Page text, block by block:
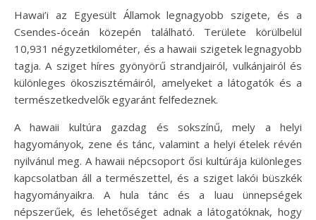
Hawai’i az Egyesült Államok legnagyobb szigete, és a
Csendes-óceán közepén található. Területe körülbelül
10,931 négyzetkilométer, és a hawaii szigetek legnagyobb
tagja. A sziget híres gyönyörű strandjairól, vulkánjairól és
különleges ökoszisztémáiról, amelyeket a látogatók és a
természetkedvelők egyaránt felfedeznek.
A hawaii kultúra gazdag és sokszínű, mely a helyi
hagyományok, zene és tánc, valamint a helyi ételek révén
nyilvánul meg. A hawaii népcsoport ősi kultúrája különleges
kapcsolatban áll a természettel, és a sziget lakói büszkék
hagyományaikra. A hula tánc és a luau ünnepségek
népszerűek, és lehetőséget adnak a látogatóknak, hogy